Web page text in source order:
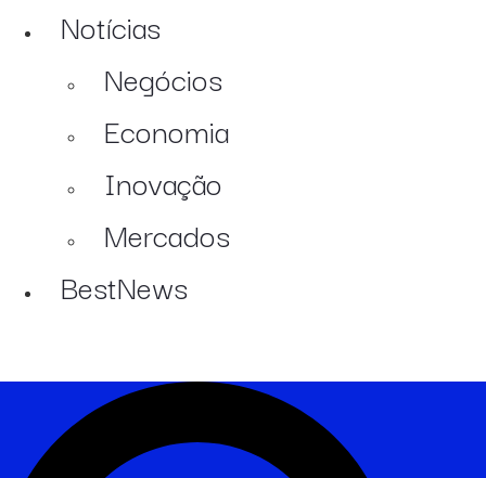
Notícias
Negócios
Economia
Inovação
Mercados
BestNews